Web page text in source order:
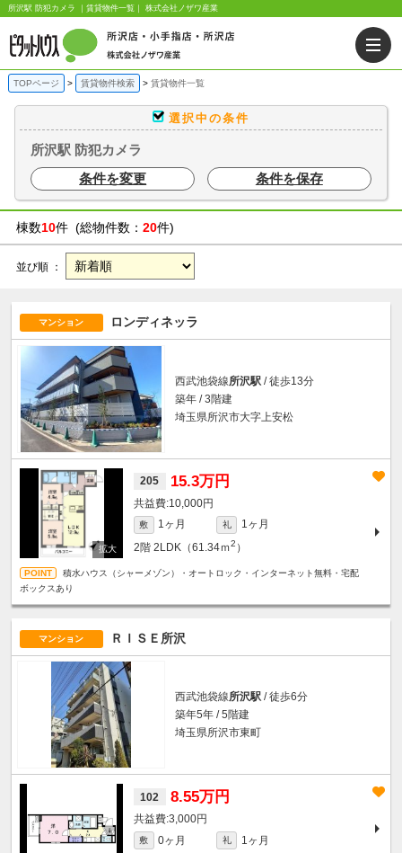
所沢駅 防犯カメラ ｜賃貸物件一覧｜ 株式会社ノザワ産業
TOPページ 賃貸物件検索 賃貸物件一覧
選択中の条件
所沢駅 防犯カメラ
条件を変更
条件を保存
棟数10件 (総物件数： 20件)
並び順 ：
マンション ロンディネッラ
西武池袋線所沢駅 / 徒歩13分
築年 / 3階建
埼玉県所沢市大字上安松
205 15.3万円
10,000円
敷 1ヶ月 礼
1ヶ月
2階 2LDK（61.34ｍ2 ）
積水ハウス（シャーメゾン）・オートロック・インターネット無料・宅配
ボックスあり
マンション ＲＩＳＥ所沢
西武池袋線所沢駅 / 徒歩6分
築年5年 / 5階建
埼玉県所沢市東町
102 8.55万円
3,000円
敷 0ヶ月 礼
1ヶ月